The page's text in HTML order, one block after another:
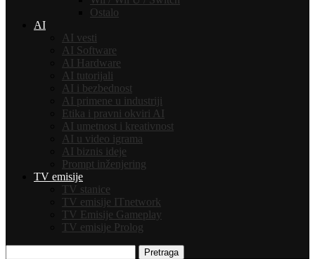
Ostalo
AI
AI vesti
AI Software
AI Hardware
AI tutorijali
AI i bezbednost
AI primene u industriji
Etika i pravni okviri AI
AI umetnost i kreativnost
AI u video igrama
AI biznis ideje
Prompt inženjering
TV emisije
TV stanice
TV emisije ITnetwork
TV Emisije Gameplay
TV emisije Prolog
Pretraga